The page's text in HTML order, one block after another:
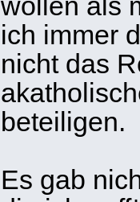
wollen als
ich immer
nicht das
beteiligen.
Es gab